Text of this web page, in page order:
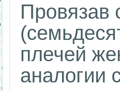
Провязав
плечей
аналогии